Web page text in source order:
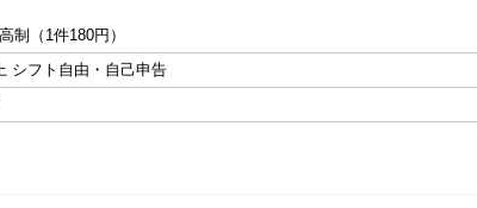
制（1件180円）
シフト自由・自己申告